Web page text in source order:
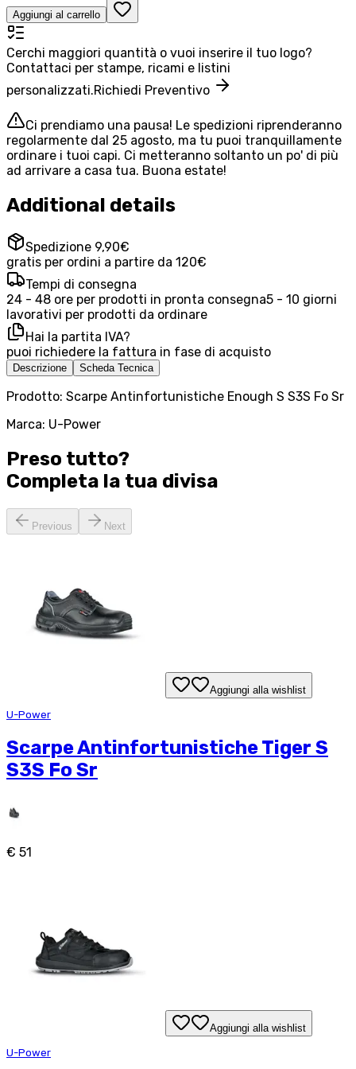
Aggiungi al carrello
Cerchi maggiori quantità o vuoi inserire il tuo logo?
Contattaci per stampe, ricami e listini
personalizzati.Richiedi Preventivo
Ci prendiamo una pausa! Le spedizioni riprenderanno
regolarmente dal 25 agosto, ma tu puoi tranquillamente
ordinare i tuoi capi. Ci metteranno soltanto un po' di più
ad arrivare a casa tua. Buona estate!
Additional details
Spedizione 9,90€
gratis per ordini a partire da 120€
Tempi di consegna
24 - 48 ore per prodotti in pronta consegna5 - 10 giorni
lavorativi per prodotti da ordinare
Hai la partita IVA?
puoi richiedere la fattura in fase di acquisto
Descrizione Scheda Tecnica
Prodotto: Scarpe Antinfortunistiche Enough S S3S Fo Sr
Marca: U-Power
Preso tutto?
Completa la tua divisa
Previous Next
Aggiungi alla wishlist
U-Power
Scarpe Antinfortunistiche Tiger S
S3S Fo Sr
€ 51
Aggiungi alla wishlist
U-Power